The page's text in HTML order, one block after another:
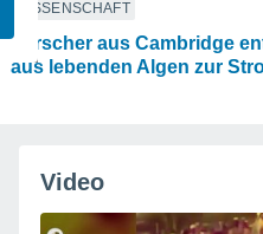
WISSENSCHAFT
Forscher aus Cambridge
aus lebenden Algen zur
Video